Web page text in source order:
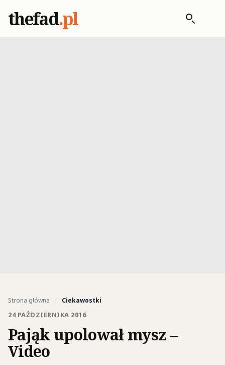
thefad.pl
Strona główna / Ciekawostki
24 PAŹDZIERNIKA 2016
Pająk upolował mysz –
Video